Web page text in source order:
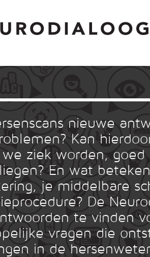
nieuwe
Kan
ziek worden, goed
En wat
je middelbare
De
te vinden
vragen die
in de